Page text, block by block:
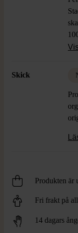
Skick
Produkten är
Fri frakt på
14 dagars